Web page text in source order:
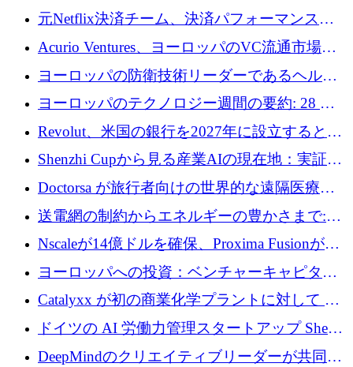
適化プラットフォームを拡張するために 600
元Netflix決済チーム、決済パフォーマンスプ
ラットフォームNopanのためにこれまでに720
万ユーロを調達
Acurio Ventures、ヨーロッパのVC流通市場の
流動性を解放するために1億1,500万ユーロの
ファンドを立ち上げる
ヨーロッパの防衛技術リーダーであるヘルシ
ングは、180億ドルの評価額で18億ドルのシリ
ヨーロッパのテクノロジー週間の要約: 28 億
ユーロを超える 70 以上のテクノロジー資金調
Revolut、米国の銀行を2027年に設立すると米
国の社長が語る
Shenzhi Cupから見る産業AIの現在地：実証と
産業実装への道筋
Doctorsa が旅行者向けの世界的な遠隔医療プ
ラットフォームを拡大するために 100 万ユー
ロを調達
送電網の制約からエネルギーの豊かさまで:
Envision の Gobi X がヨーロッパの AI の未来
にどのように貢献できるか
Nscaleが14億ドルを確保、Proxima Fusionが4
億1,100万ユーロを獲得、Invest EuropeはVCの
ヨーロッパへの投資：ベンチャーキャピタル
が過去2番目に高い水準に到達
Catalyxx が初の商業化学プラントに対して EU
から 2,000 万ユーロ以上の支援を獲得
ドイツの AI 労働力管理スタートアップ Sherpa
がプレシードで 220 万ドルを調達
DeepMindのクリエイティブリーダーが共同設